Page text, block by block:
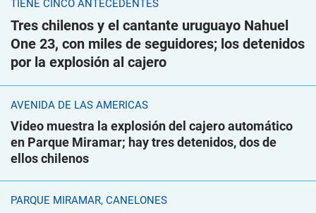
TIENE CINCO ANTECEDENTES
Tres chilenos y el cantante uruguayo Nahuel
One 23, con miles de seguidores; los detenidos
por la explosión al cajero
AVENIDA DE LAS AMÉRICAS
Video muestra la explosión del cajero automático
en Parque Miramar; hay tres detenidos, dos de
ellos chilenos
PARQUE MIRAMAR, CANELONES